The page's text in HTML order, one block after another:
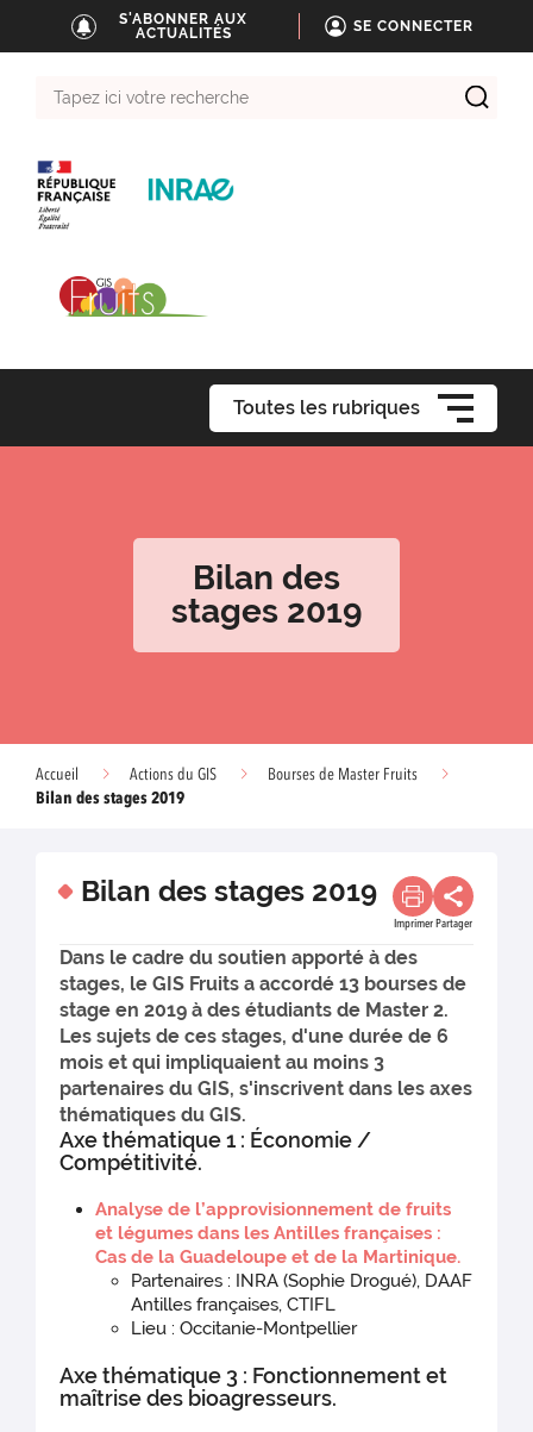
S'ABONNER AUX
ACTUALITÉS
SE CONNECTER
Toutes les rubriques
Bilan des
stages 2019
Accueil Actions du GIS
Bourses de Master Fruits
Bilan des stages 2019
Bilan des stages 2019
Imprimer Partager
Dans le cadre du soutien apporté à des
stages, le GIS Fruits a accordé 13 bourses de
stage en 2019 à des étudiants de Master 2.
Les sujets de ces stages, d'une durée de 6
mois et qui impliquaient au moins 3
partenaires du GIS, s'inscrivent dans les axes
thématiques du GIS.
Axe thématique 1 : Économie /
Compétitivité.
Analyse de l’approvisionnement de fruits
et légumes dans les Antilles françaises :
Cas de la Guadeloupe et de la Martinique.
Partenaires : INRA (Sophie Drogué), DAAF
Antilles françaises, CTIFL
Lieu : Occitanie-Montpellier
Axe thématique 3 : Fonctionnement et
maîtrise des bioagresseurs.